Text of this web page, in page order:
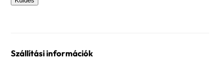
Szállítási információk